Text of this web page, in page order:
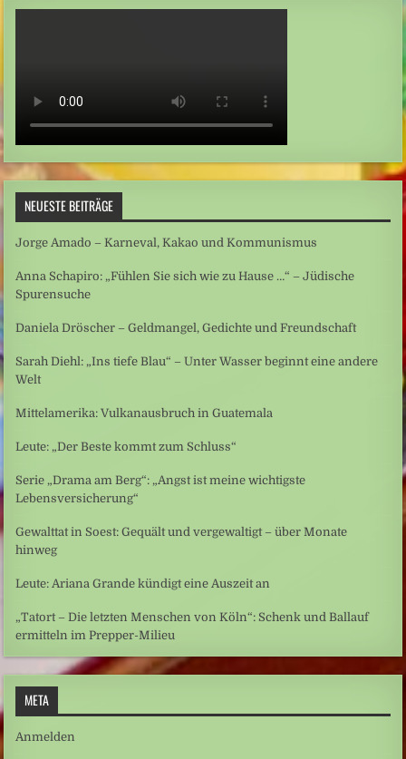
NEUESTE BEITRÄGE
Jorge Amado – Karneval, Kakao und Kommunismus
Anna Schapiro: „Fühlen Sie sich wie zu Hause …“ – Jüdische
Spurensuche
Daniela Dröscher – Geldmangel, Gedichte und Freundschaft
Sarah Diehl: „Ins tiefe Blau“ – Unter Wasser beginnt eine andere
Welt
Mittelamerika: Vulkanausbruch in Guatemala
Leute: „Der Beste kommt zum Schluss“
Serie „Drama am Berg“: „Angst ist meine wichtigste
Lebensversicherung“
Gewalttat in Soest: Gequält und vergewaltigt – über Monate
hinweg
Leute: Ariana Grande kündigt eine Auszeit an
„Tatort – Die letzten Menschen von Köln“: Schenk und Ballauf
ermitteln im Prepper-Milieu
META
Anmelden